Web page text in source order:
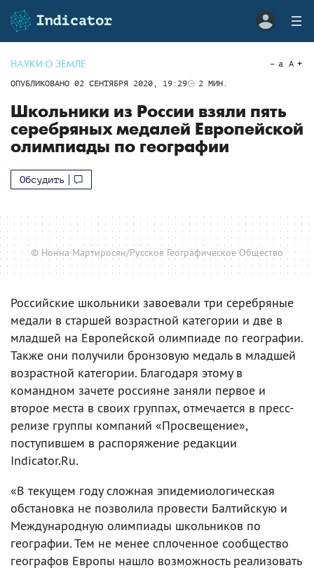
НАУКИ О ЗЕМЛЕ
ОПУБЛИКОВАНО 02 СЕНТЯБРЯ 2020, 19:29 2 МИН.
a A
Школьники из России взяли пять
серебряных медалей Европейской
олимпиады по географии
Обсудить
© Нонна Мартиросян/Русское Географическое Общество
Российские школьники завоевали три серебряные
медали в старшей возрастной категории и две в
младшей на Европейской олимпиаде по географии.
Также они получили бронзовую медаль в младшей
возрастной категории. Благодаря этому в
командном зачете россияне заняли первое и
второе места в своих группах, отмечается в пресс-
релизе группы компаний «Просвещение»,
поступившем в распоряжение редакции
Indicator.Ru.
«В текущем году сложная эпидемиологическая
обстановка не позволила провести Балтийскую и
Международную олимпиады школьников по
географии. Тем не менее сплоченное сообщество
географов Европы нашло возможность реализовать